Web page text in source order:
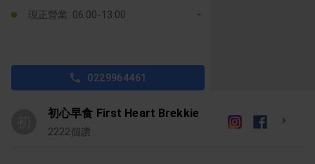
現正營業: 06:00-13:00
0229964461
初心早食 First Heart Brekkie
2222個讚